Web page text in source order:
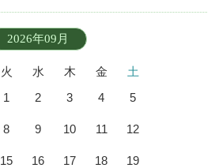
2026年09月
火 水 木 金
土
1
2 3 4 5
8 9 10 11 12
15 16 17 18 19